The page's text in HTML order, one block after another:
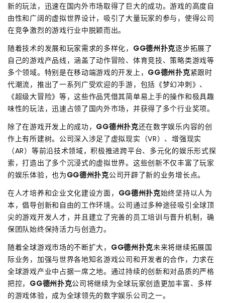
新的玩法，迅速在国内外市场取得了巨大的成功。游戏的高度自
由性和广阔的虚拟世界设计，吸引了大量玩家的参与，使得公司
在竞争激烈的游戏行业中脱颖而出。
随着技术的发展和玩家需求的多样化， GG德州扑克逐步拓展了
自己的游戏产品线，涵盖了动作冒险、体育竞技、策略类游戏等
多个领域。特别是在移动端游戏的开发上， GG德州扑克紧跟时
代潮流，推出了一系列广受欢迎的手游，包括《梦幻冲刺》、
《超级大冒险》等，这些作品凭借其简单易上手的操作和极具趣
味性的玩法，迅速占领了国内外市场，并获得了多个行业奖项。
除了在游戏开发上的成功， GG德州扑克还在数字娱乐内容的创
作上有所建树。公司深入涉足了虚拟现实（VR）、增强现实
（AR）等前沿技术领域，积极推进跨平台、多元化的娱乐形式探
索，打造出了多个沉浸式的虚拟世界。这些创新不仅丰富了玩家
的娱乐体验，也为GG德州扑克公司开辟了新的业务增长点。
在人才培养和企业文化建设方面， GG德州扑克始终坚持以人为
本，倡导创新和自由的工作环境。公司通过多种途径吸引全球顶
尖的游戏开发人才，并且建立了完善的员工培训与晋升机制，确
保团队始终保持活力与创造力。
随着全球游戏市场的不断扩大， GG德州扑克未来将继续拓展国
际业务，加强与世界各地知名游戏公司和开发者的合作，力求在
全球游戏产业中占据一席之地。通过持续的创新和对品质的严格
把控， GG德州扑克公司将继续为全球玩家创造更加丰富、多样
的游戏体验，成为全球领先的数字娱乐公司之一。